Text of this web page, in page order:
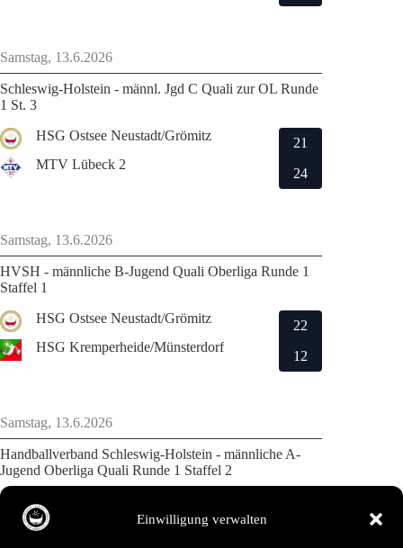
Einwilligung verwalten
Samstag, 13.6.2026
Schleswig-Holstein - männl. Jgd C Quali zur OL Runde
1 St. 3
HSG Ostsee Neustadt/Grömitz
MTV Lübeck 2
21
24
Samstag, 13.6.2026
HVSH - männliche B-Jugend Quali Oberliga Runde 1
Staffel 1
HSG Ostsee Neustadt/Grömitz
HSG Kremperheide/Münsterdorf
22
12
Samstag, 13.6.2026
Handballverband Schleswig-Holstein - männliche A-
Jugend Oberliga Quali Runde 1 Staffel 2
MTV Dänischenhagen
HSG Ostsee Neustadt/Grömitz